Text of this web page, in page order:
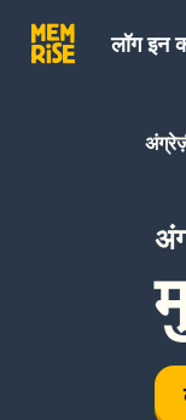
लॉग इन